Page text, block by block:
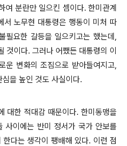
여 분란만 일으킨 셈이다. 한미관계
서 노무현 대통령은 행동이 미처 따
필요한 갈등을 일으키고는 했는데,
것이다. 그러나 어쨌든 대통령의 이
운 변화의 조짐으로 받아들여지고,
을 높인 것도 사실이다.
대한 적대감 때문이다. 한미동맹을
사이에는 반미 정서가 국가 안보를
다는 생각이 팽배해 있다. 이런 점